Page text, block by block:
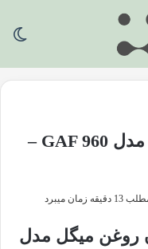
سرخ کن بدون روغن میگل مدل GAF 960 –
میبرد
روغن میگل مدل